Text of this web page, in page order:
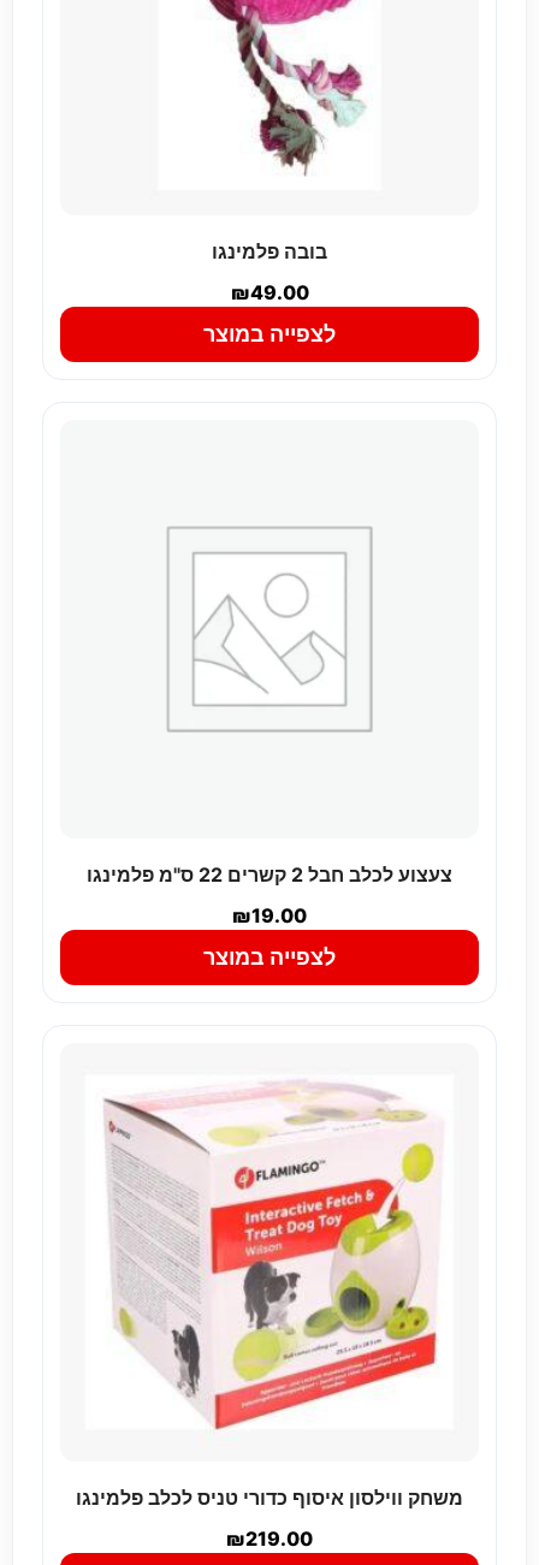
בובה פלמינגו
₪49.00
לצפייה במוצר
צעצוע לכלב חבל 2 קשרים 22 ס"מ פלמינגו
₪19.00
לצפייה במוצר
משחק ווילסון איסוף כדורי טניס לכלב פלמינגו
₪219.00